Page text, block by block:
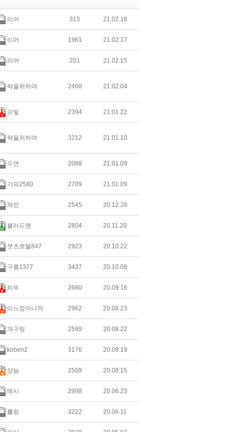
리어 315 21.02.18
리어 1961 21.02.17
리어 201 21.02.15
락을위하여 2468 21.02.04
슈빛 2394 21.01.22
락을위하여 3212 21.01.10
수연 2088 21.01.09
가피2580 2709 21.01.09
채린 2545 20.12.28
블러드맨 2804 20.11.20
캣츠호텔847 2923 20.10.22
구름1377 3437 20.10.08
히뚜 2680 20.09.16
이느낌아니까 2962 20.08.23
개구링 2599 20.08.22
koben2 3176 20.08.19
샹늠 2509 20.08.15
메시 2998 20.06.23
롤링 3222 20.06.11